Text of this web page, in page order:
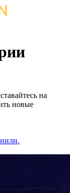
на
новые